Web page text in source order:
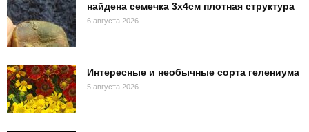
найдена семечка 3х4см плотная структура
6 августа 2026
Интересные и необычные сорта гелениума
5 августа 2026